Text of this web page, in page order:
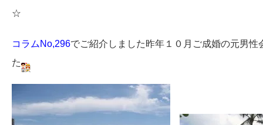
☆
コラムNo,296でご紹介しました昨年１０月ご成婚の元男性
た